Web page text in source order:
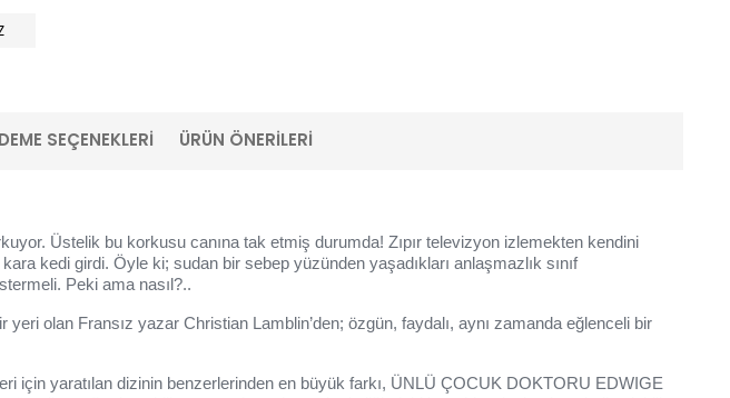
SEÇENEKLERI ÜRÜN ÖNERILERI
Üstelik bu korkusu canına tak etmiş durumda! Zıpır televizyon izlemekten kendini
kedi girdi. Öyle ki; sudan bir sebep yüzünden yaşadıkları anlaşmazlık sınıf
Peki ama nasıl?..
olan Fransız yazar Christian Lamblin’den; özgün, faydalı, aynı zamanda eğlenceli bir
için yaratılan dizinin benzerlerinden en büyük farkı, ÜNLÜ ÇOCUK DOKTORU EDWIGE